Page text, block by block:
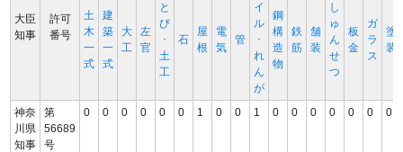
大臣
知事
許可
番号
土
木
一
式
建
築
一
式
大
工
左
官
と
び
･
土
工
石
屋
根
電
気
管
イ
ル
･
れ
ん
が
鋼
構
造
物
鉄
筋
舗
装
し
ゅ
ん
せ
つ
板
金
ガ
ラ
ス
塗
装
神奈
川県
知事
第
56689
号
0 0 0 0 0 0 1 0 0 1 0 0 0 0 0 0 0